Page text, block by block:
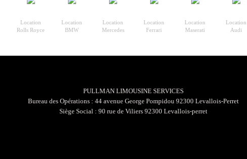
Location
Rolls Royce
Location
BMW
Location
Mercedes
Location
Ferrari
Location
Maserati
Location
Audi
PULLMAN LIMOUSINE SERVICES
Bureau des Opérations : 44 avenue George Pompidou 92300 Levallois-Perret
Siège Social : 90 rue de Viliers 92300 Levallois-perret